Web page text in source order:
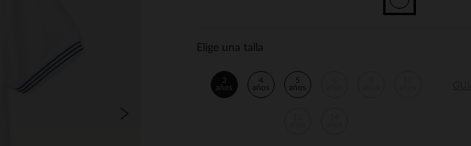
Elige una talla
3
años
4
años
5
años